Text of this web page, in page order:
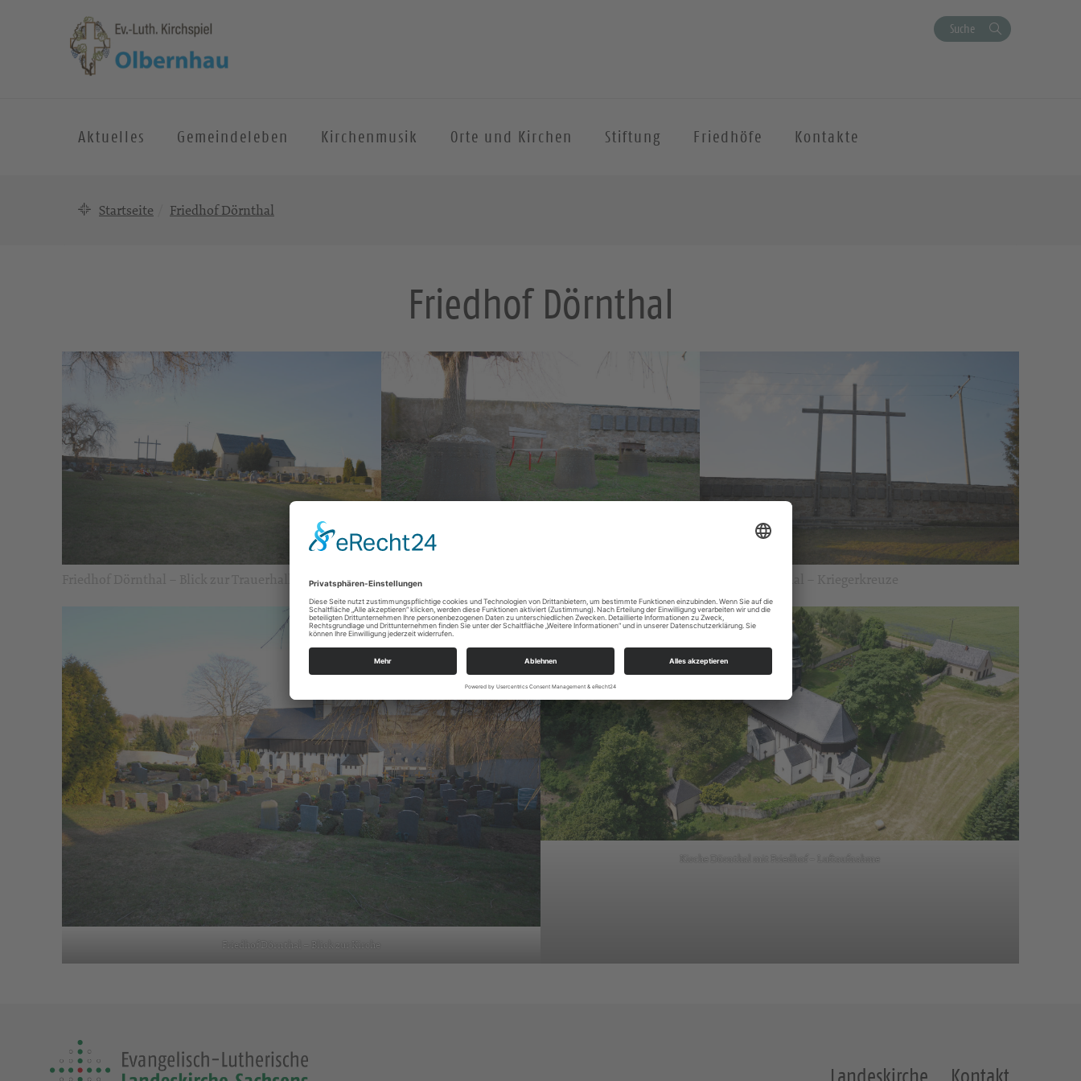
Suche
Aktuelles Gemeindeleben Kirchenmusik Orte und Kirchen Stiftung Friedhöfe Kontakte
Startseite Friedhof Dörnthal
Friedhof Dörnthal
Friedhof Dörnthal – alte Glocken mit Sitzplatz
Friedhof Dörnthal – Blick zur Kirche
Kirche Dörnthal mit Friedhof – Luftaufnahme